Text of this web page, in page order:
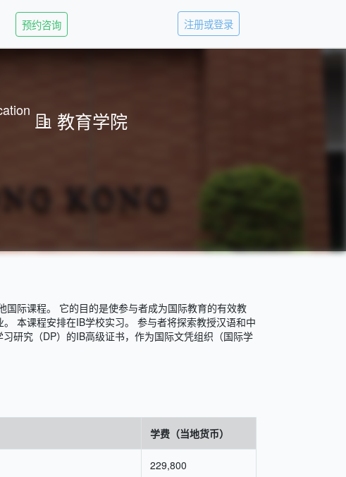
预约咨询 注册或登录
教育学院
际课程。 它的目的是使参与者成为国际教育的有效教
本课程安排在IB学校实习。 参与者将探索教授汉语和中
研究（DP）的IB高级证书，作为国际文凭组织（国际学
学费（当地货币）
229,800